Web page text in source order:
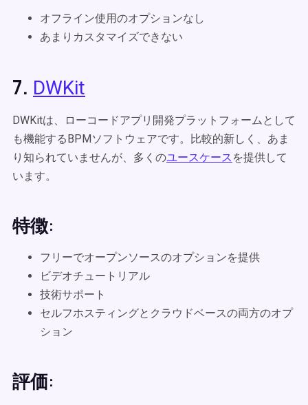
オフライン使用のオプションなし
あまりカスタマイズできない
7. DWKit
DWKitは、ローコードアプリ開発プラットフォームとして
も機能するBPMソフトウェアです。比較的新しく、あま
り知られていませんが、多くのユースケース を提供して
います。
特徴:
フリーでオープンソースのオプションを提供
ビデオチュートリアル
技術サポート
セルフホスティングとクラウドベースの両方のオプ
ション
評価: